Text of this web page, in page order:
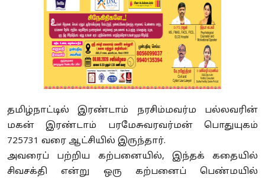
தமிழ்நாட்டில் இரண்டாம் நரசிம்மவர்ம பல்லவரின்
மகன் இரண்டாம் பரமேசுவரவர்மன் பொதுயுகம்
725731 வரை ஆட்சியில் இருந்தார்.
அவரைப் பற்றிய கற்பனையில், இந்தக் கதையில்
சிவசக்தி என்று ஒரு கற்பனைப் பெண்மயில்